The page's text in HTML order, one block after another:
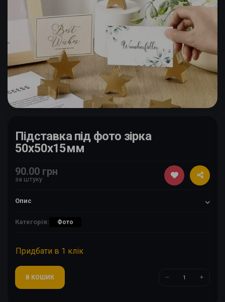
Підставка під фото зірка
50х50х15мм
90.00 грн
за штуку
Опис
Категорія: Фото
Придбати в 1 клік
В КОШИК